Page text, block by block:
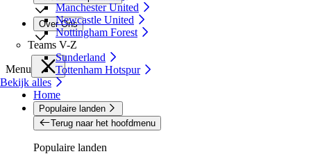
Manchester United
Newcastle United
Nottingham Forest
Teams V-Z
Sunderland
Tottenham Hotspur
Bekijk alles
Over Ons
Menu
Home
Populaire landen
Terug naar het hoofdmenu
Populaire landen